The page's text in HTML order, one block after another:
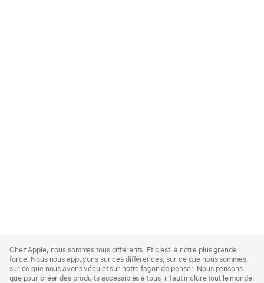
Footer
Chez Apple, nous sommes tous différents. Et c’est là notre plus grande
force. Nous nous appuyons sur ces différences, sur ce que nous sommes,
sur ce que nous avons vécu et sur notre façon de penser. Nous pensons
que pour créer des produits accessibles à tous, il faut inclure tout le monde.